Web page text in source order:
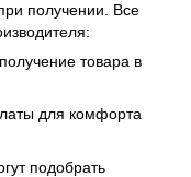
получении. Все
товара в
для комфорта
подобрать